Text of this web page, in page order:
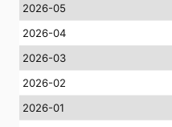
2026-05
2026-04
2026-03
2026-02
2026-01